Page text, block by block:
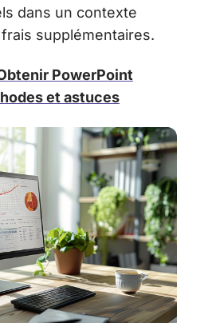
dans un contexte
supplémentaires.
PowerPoint
et astuces